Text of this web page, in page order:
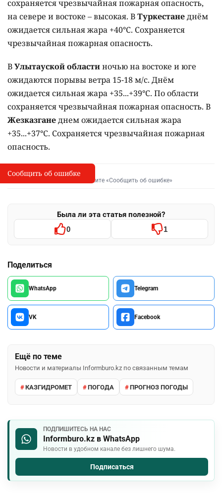
сохраняется чрезвычайная пожарная опасность,
на севере и востоке – высокая. ВТуркестанеднём
ожидается сильная жара +40°C. Сохраняется
чрезвычайная пожарная опасность.
ВУлытауской областиночью на востоке и юге
ожидаются порывы ветра 15-18 м/с. Днём
ожидается сильная жара +35...+39°C. По области
сохраняется чрезвычайная пожарная опасность. В
Жезказганеднем ожидается сильная жара
+35...+37°C. Сохраняется чрезвычайная пожарная
опасность.
I
Сообщить об опечатке
Выделите фрагмент и нажмите «Сообщить об ошибке»
Была ли эта статья полезной?
0 1
Поделиться
WhatsApp Telegram
VK Facebook
Ещё по теме
Новости и материалы Informburo.kz по связанным темам
КАЗГИДРОМЕТ ПОГОДА ПРОГНОЗ ПОГОДЫ
ПОДПИШИТЕСЬ НА НАС
Informburo.kz в WhatsApp
Новости в удобном канале без лишнего шума.
Подписаться
Сообщить об ошибке